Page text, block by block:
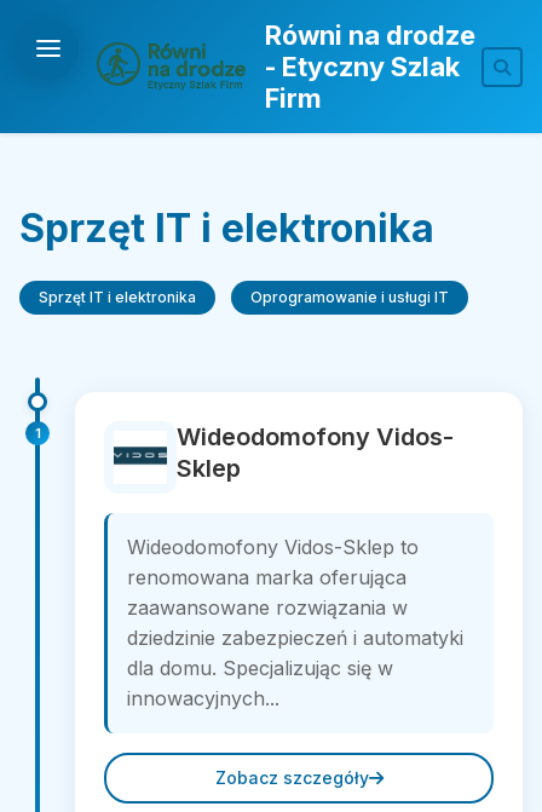
Równi na drodze
- Etyczny Szlak
Firm
Sprzęt IT i elektronika
Sprzęt IT i elektronika Oprogramowanie i usługi IT
1
Wideodomofony Vidos-
Sklep
Wideodomofony Vidos-Sklep to
renomowana marka oferująca
zaawansowane rozwiązania w
dziedzinie zabezpieczeń i automatyki
dla domu. Specjalizując się w
innowacyjnych...
Zobacz szczegóły